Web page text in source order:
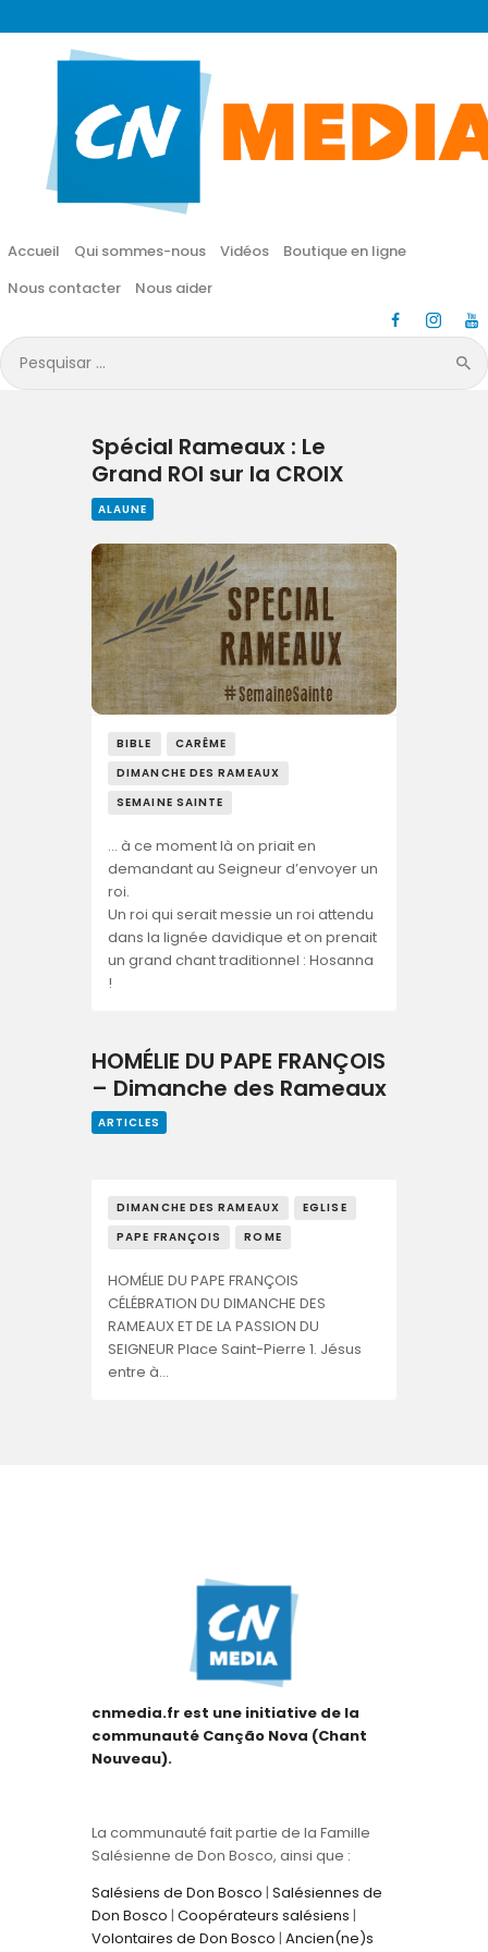
Accueil Qui sommes-nous Vidéos
Boutique en ligne
Nous contacter
Nous aider
Pesquisar
por:
CN MÉDIA
Une vie nouvelle en JESUS !
Accueil
Vidéos
Boutique en ligne
Nous aider
Spécial Rameaux : Le
Grand ROI sur la CROIX
ALAUNE
BIBLE
CARÊME
DIMANCHE DES RAMEAUX
SEMAINE SAINTE
… à ce moment là on priait en
demandant au Seigneur d’envoyer un
roi.
Un roi qui serait messie un roi attendu
dans la lignée davidique et on prenait
un grand chant traditionnel : Hosanna
!
HOMÉLIE DU PAPE FRANÇOIS
– Dimanche des Rameaux
ARTICLES
DIMANCHE DES RAMEAUX
EGLISE
PAPE FRANÇOIS
ROME
HOMÉLIE DU PAPE FRANÇOIS
CÉLÉBRATION DU DIMANCHE DES
RAMEAUX ET DE LA PASSION DU
SEIGNEUR Place Saint-Pierre 1. Jésus
entre à…
cnmedia.fr est une initiative de la
communauté Canção Nova (Chant
Nouveau).
La communauté fait partie de la Famille
Salésienne de Don Bosco, ainsi que :
Salésiens de Don Bosco | Salésiennes de
Don Bosco | Coopérateurs salésiens |
Volontaires de Don Bosco | Ancien(ne)s